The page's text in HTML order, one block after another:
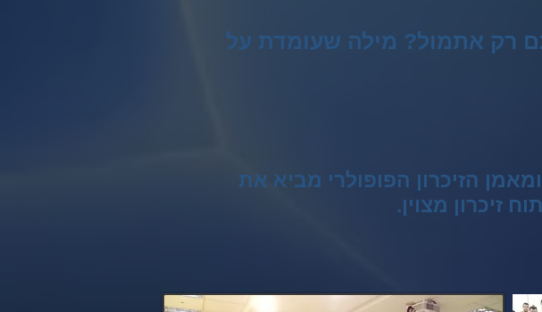
רק אתמול? מילה שעומדת על
הזיכרון הפופולרי מביא את
זיכרון מצוין.